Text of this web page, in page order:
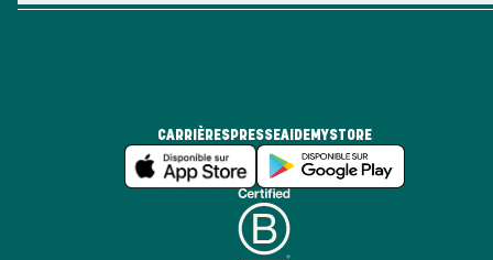
CARRIÈRESPRESSEAIDEMYSTORE